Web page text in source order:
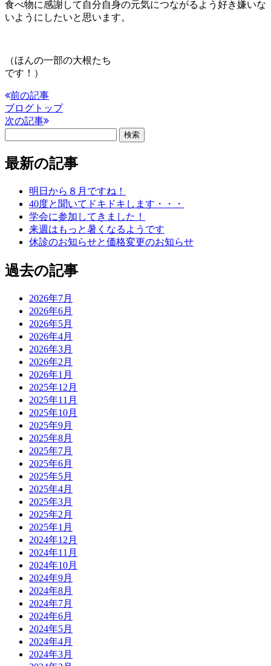
食べ物に感謝して自分自身の元気につながるよう好き嫌いな
いようにしたいと思います。
（ほんの一部の大根たち
です！）
前の記事
ブログトップ
次の記事
最新の記事
明日から８月ですね！
40度と聞いてドキドキします・・・
学会に参加してきました！
来週はもっと暑くなるようです
休診のお知らせと価格変更のお知らせ
過去の記事
2026年7月
2026年6月
2026年5月
2026年4月
2026年3月
2026年2月
2026年1月
2025年12月
2025年11月
2025年10月
2025年9月
2025年8月
2025年7月
2025年6月
2025年5月
2025年4月
2025年3月
2025年2月
2025年1月
2024年12月
2024年11月
2024年10月
2024年9月
2024年8月
2024年7月
2024年6月
2024年5月
2024年4月
2024年3月